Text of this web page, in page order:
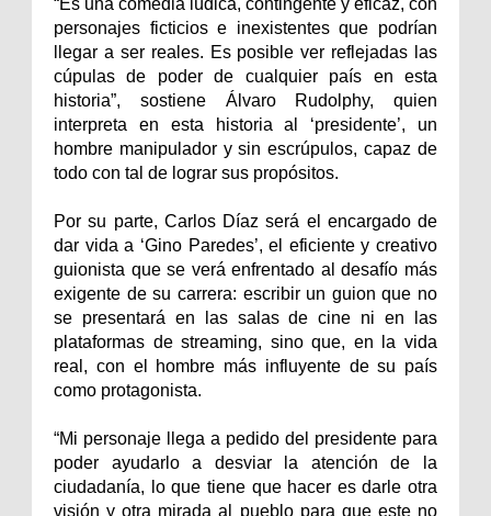
“Es una comedia lúdica, contingente y eficaz, con
personajes ficticios e inexistentes que podrían
llegar a ser reales. Es posible ver reflejadas las
cúpulas de poder de cualquier país en esta
historia”, sostiene Álvaro Rudolphy, quien
interpreta en esta historia al ‘presidente’, un
hombre manipulador y sin escrúpulos, capaz de
todo con tal de lograr sus propósitos.
Por su parte, Carlos Díaz será el encargado de
dar vida a ‘Gino Paredes’, el eficiente y creativo
guionista que se verá enfrentado al desafío más
exigente de su carrera: escribir un guion que no
se presentará en las salas de cine ni en las
plataformas de streaming, sino que, en la vida
real, con el hombre más influyente de su país
como protagonista.
“Mi personaje llega a pedido del presidente para
poder ayudarlo a desviar la atención de la
ciudadanía, lo que tiene que hacer es darle otra
visión y otra mirada al pueblo para que este no